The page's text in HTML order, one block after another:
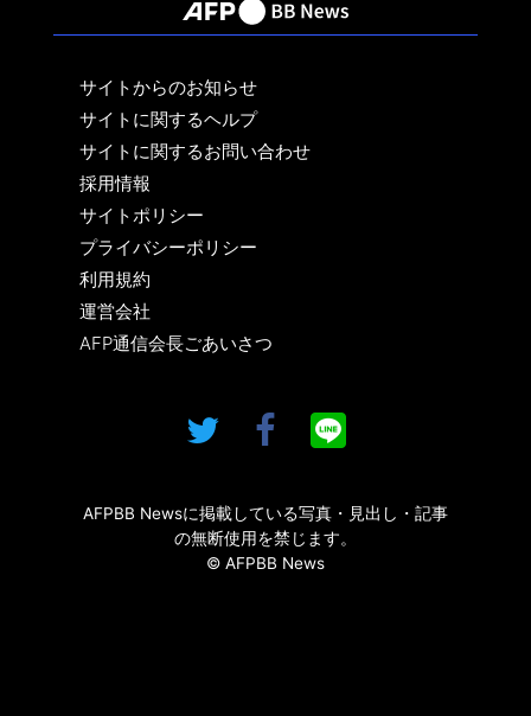
サイトからのお知らせ
サイトに関するヘルプ
サイトに関するお問い合わせ
採用情報
サイトポリシー
プライバシーポリシー
利用規約
運営会社
AFP通信会長ごあいさつ
AFPBB Newsに掲載している写真・見出し・記事
の無断使用を禁じます。
© AFPBB News